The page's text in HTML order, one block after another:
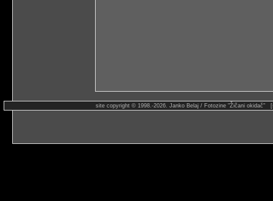
site copyright © 1998.-2026. Janko Belaj / Fotozine "Žičani okidač"